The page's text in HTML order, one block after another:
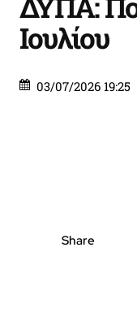
Ιουλίου
03/07/2026 19:25
Share